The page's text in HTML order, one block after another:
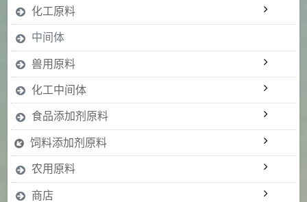
化工原料
中间体
兽用原料
化工中间体
食品添加剂原料
饲料添加剂原料
农用原料
商店